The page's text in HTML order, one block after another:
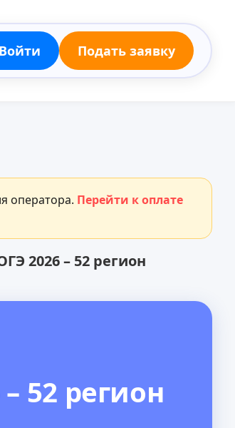
Войти Подать заявку
оператора. Перейти к оплате
2026 – 52 регион
52 регион